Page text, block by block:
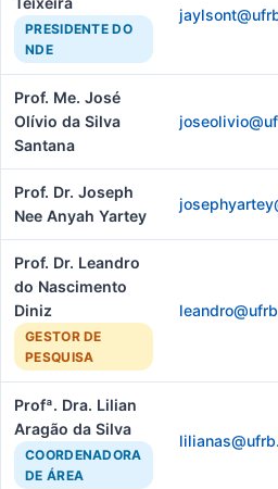
PRESIDENTE DO
NDE
Prof. Me. José
Olívio da Silva
Santana
Prof. Dr. Joseph
Nee Anyah Yartey
Prof. Dr. Leandro
do Nascimento
Diniz
GESTOR DE
PESQUISA
Profª. Dra. Lilian
Aragão da Silva
COORDENADORA
DE ÁREA